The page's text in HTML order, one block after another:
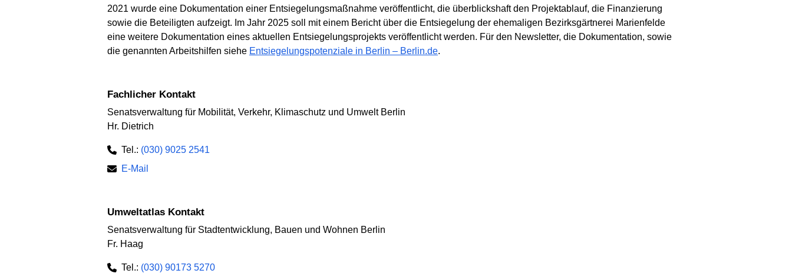
2021 wurde eine Dokumentation einer Entsiegelungsmaßnahme veröffentlicht, die überblickshaft den Projektablauf, die Finanzierung
sowie die Beteiligten aufzeigt. Im Jahr 2025 soll mit einem Bericht über die Entsiegelung der ehemaligen Bezirksgärtnerei Marienfelde
eine weitere Dokumentation eines aktuellen Entsiegelungsprojekts veröffentlicht werden. Für den Newsletter, die Dokumentation, sowie
die genannten Arbeitshilfen siehe Entsiegelungspotenziale in Berlin – Berlin.de.
Fachlicher Kontakt
Senatsverwaltung für Mobilität, Verkehr, Klimaschutz und Umwelt Berlin
Hr. Dietrich
Tel.: (030) 9025 2541
E-Mail
Umweltatlas Kontakt
Senatsverwaltung für Stadtentwicklung, Bauen und Wohnen Berlin
Fr. Haag
Tel.: (030) 90173 5270